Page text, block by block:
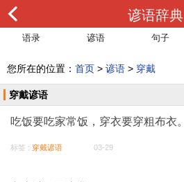
谚语辞典
语录 谚语 句子
您所在的位置： 首页 > 谚语 > 穿戴
穿戴谚语
吃饭要吃家常饭，穿衣要穿粗布衣。
标签 : 穿戴谚语 03-29